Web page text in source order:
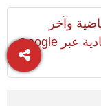
وآخر
المستجدات السياسية والإقتصادية عبر Google